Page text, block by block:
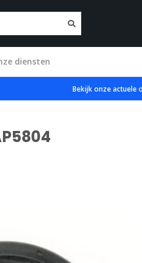
diensten
Bekijk onze actuele